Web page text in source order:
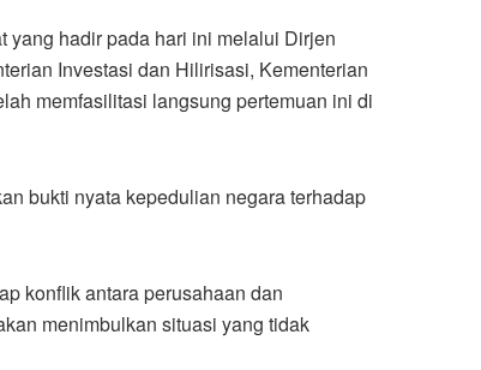
yang hadir pada hari ini melalui Dirjen
Investasi dan Hilirisasi, Kementerian
memfasilitasi langsung pertemuan ini di
bukti nyata kepedulian negara terhadap
konflik antara perusahaan dan
menimbulkan situasi yang tidak